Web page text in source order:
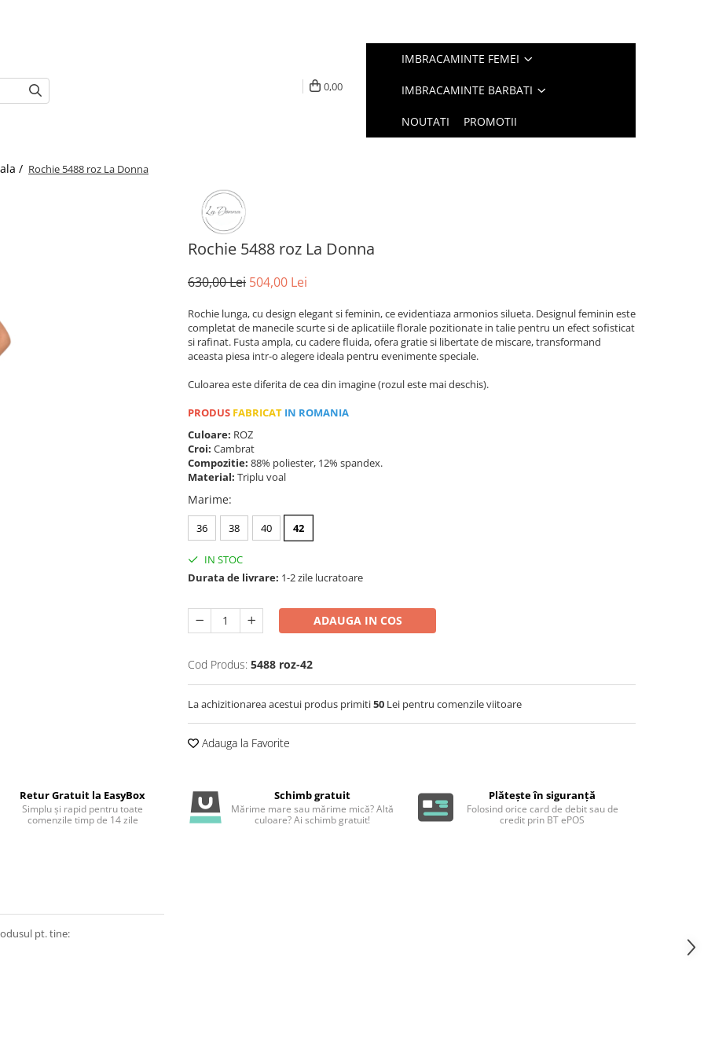
0,00
IMBRACAMINTE FEMEI
IMBRACAMINTE BARBATI
NOUTATI PROMOTII
/ Rochie 5488 roz La Donna
Rochie 5488 roz La Donna
630,00 Lei 504,00 Lei
Rochie lunga, cu design elegant si feminin, ce evidentiaza armonios silueta. Designul feminin este
completat de manecile scurte si de aplicatiile florale pozitionate in talie pentru un efect sofisticat
si rafinat. Fusta ampla, cu cadere fluida, ofera gratie si libertate de miscare, transformand
aceasta piesa intr-o alegere ideala pentru evenimente speciale.
Culoarea este diferita de cea din imagine (rozul este mai deschis).
PRODUS FABRICAT IN ROMANIA
Culoare: ROZ
Croi: Cambrat
Compozitie: 88% poliester, 12% spandex.
Material: Triplu voal
Marime:
36 38 40 42
IN STOC
Durata de livrare: 1-2 zile lucratoare
ADAUGA IN COS
Cod Produs: 5488 roz-42
La achizitionarea acestui produs primiti50 Lei pentru comenzile viitoare
Adauga la Favorite
Retur Gratuit la EasyBox
Simplu și rapid pentru toate
comenzile timp de 14 zile
Schimb gratuit
Mărime mare sau mărime mică? Altă
culoare? Ai schimb gratuit!
Plătește în siguranță
Folosind orice card de debit sau de
credit prin BT ePOS
pt. tine: